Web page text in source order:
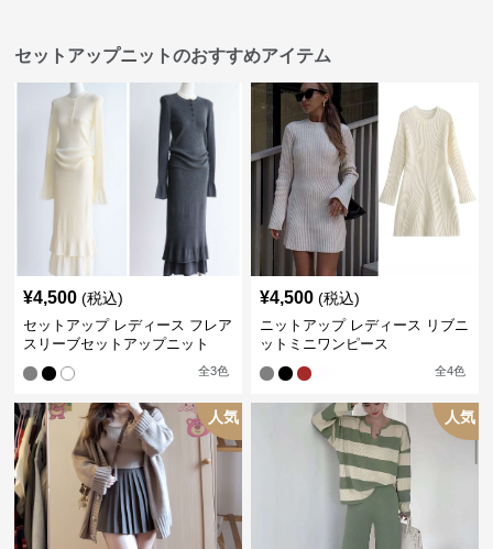
セットアップニットのおすすめアイテム
¥4,500 (税込)
セットアップ レディース フレア
スリーブセットアップニット
全3色
¥4,500 (税込)
ニットアップ レディース リブニ
ットミニワンピース
全4色
人気 人気